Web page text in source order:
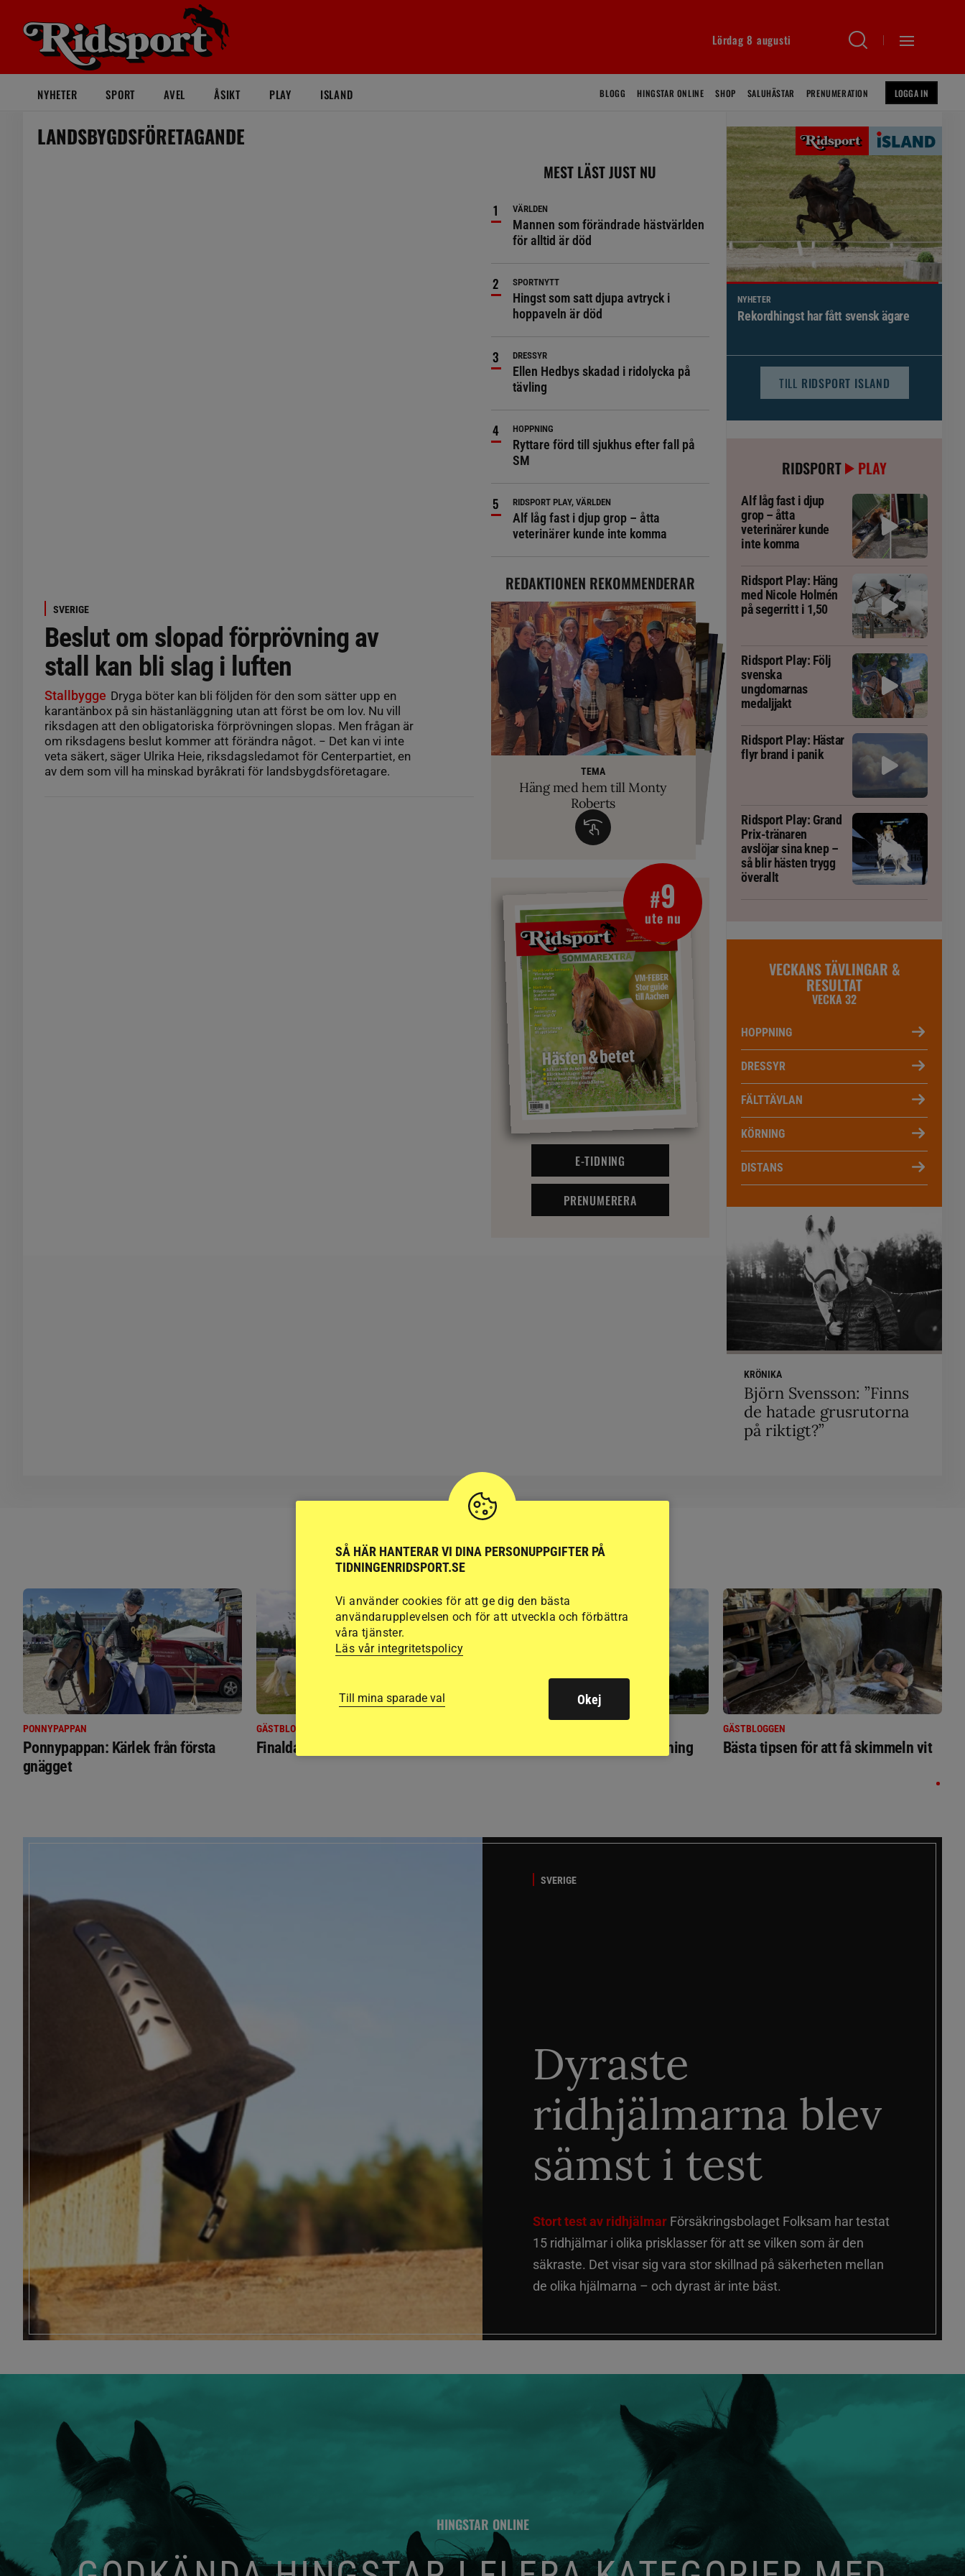
Lördag 8 augusti
NYHETER SPORT AVEL ÅSIKT PLAY ISLAND BLOGG HINGSTAR ONLINE SHOP SALUHÄSTAR PRENUMERATION LOGGA IN
LANDSBYGDSFÖRETAGANDE
SVERIGE
Beslut om slopad förprövning av
stall kan bli slag i luften
Stallbygge Dryga böter kan bli följden för den som sätter upp en
karantänbox på sin hästanläggning utan att först be om lov. Nu vill
riksdagen att den obligatoriska förprövningen slopas. Men frågan är
om riksdagens beslut kommer att förändra något. − Det kan vi inte
veta säkert, säger Ulrika Heie, riksdagsledamot för Centerpartiet, en
av dem som vill ha minskad byråkrati för landsbygdsföretagare.
MEST LÄST JUST NU
VÄRLDEN
Mannen som förändrade hästvärlden
för alltid är död
SPORTNYTT
Hingst som satt djupa avtryck i
hoppaveln är död
DRESSYR
Ellen Hedbys skadad i ridolycka på
tävling
HOPPNING
Ryttare förd till sjukhus efter fall på
SM
RIDSPORT PLAY, VÄRLDEN
Alf låg fast i djup grop – åtta
veterinärer kunde inte komma
REDAKTIONEN REKOMMENDERAR
TEMA
Häng med hem till Monty
Roberts
VM-febern stiger – här är allt
inför Aachen
TEMA
Allt du behöver veta om fång
VETERINÄRT
Så märker du om din häst blivit
biten av huggorm
RIDSPORT PLAY
Ridsport Play: Grand Prix-tränaren
avslöjar sina knep – så blir hästen trygg överallt
#9
ute nu
E-TIDNING
PRENUMERERA
NYHETER
Brett politiskt stöd för förändringar i
TILL RIDSPORT ISLAND
RIDSPORT PLAY
Alf låg fast i djup
grop – åtta
veterinärer kunde
inte komma
Ridsport Play: Häng
med Nicole Holmén
på segerritt i 1,50
Ridsport Play: Följ
svenska
ungdomarnas
medaljjakt
Ridsport Play: Hästar
flyr brand i panik
Ridsport Play: Grand
Prix-tränaren
avslöjar sina knep –
så blir hästen trygg
överallt
VECKANS TÄVLINGAR &
RESULTAT
VECKA 32
HOPPNING
DRESSYR
FÄLTTÄVLAN
KÖRNING
DISTANS
KRÖNIKA
Björn Svensson: ”Finns
de hatade grusrutorna
på riktigt?”
RIDSPORT
BLOGGAR
PONNYPAPPAN
Ponnypappan: Kärlek från första
gnägget
GÄSTBLOGGEN
Finaldag med jubileumsutställning Så gick det på helgens utställning
GÄSTBLOGGEN
Bästa tipsen för att få skimmeln vit
SVERIGE
Dyraste
ridhjälmarna blev
sämst i test
Stort test av ridhjälmar Försäkringsbolaget Folksam har testat
15 ridhjälmar i olika prisklasser för att se vilken som är den
säkraste. Det visar sig vara stor skillnad på säkerheten mellan
de olika hjälmarna – och dyrast är inte bäst.
HINGSTAR ONLINE
SÅ HÄR HANTERAR VI DINA PERSONUPPGIFTER PÅ
TIDNINGENRIDSPORT.SE
Vi använder cookies för att ge dig den bästa
användarupplevelsen och för att utveckla och förbättra
våra tjänster.
Läs vår integritetspolicy
Till mina sparade val Okej